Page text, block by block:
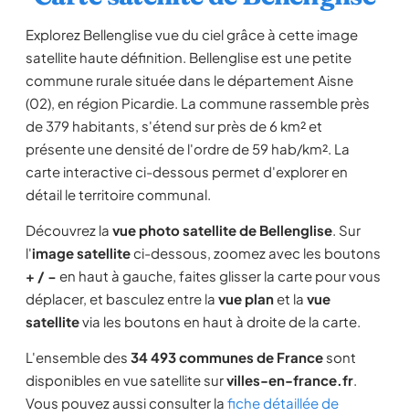
Explorez Bellenglise vue du ciel grâce à cette image
satellite haute définition. Bellenglise est une petite
commune rurale située dans le département Aisne
(02), en région Picardie. La commune rassemble près
de 379 habitants, s'étend sur près de 6 km² et
présente une densité de l'ordre de 59 hab/km². La
carte interactive ci-dessous permet d'explorer en
détail le territoire communal.
Découvrez la vue photo satellite de Bellenglise. Sur
l'image satelliteci-dessous, zoomez avec les boutons
+ / − en haut à gauche, faites glisser la carte pour vous
déplacer, et basculez entre la vue planet la vue
satellitevia les boutons en haut à droite de la carte.
L'ensemble des 34 493 communes de France sont
disponibles en vue satellite survilles-en-france.fr.
Vous pouvez aussi consulter la fiche détaillée de